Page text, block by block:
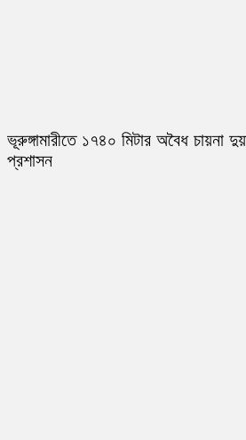
ভূরুঙ্গামারীতে ১৭৪০ মিটার অবৈধ চায়না
প্রশাসন